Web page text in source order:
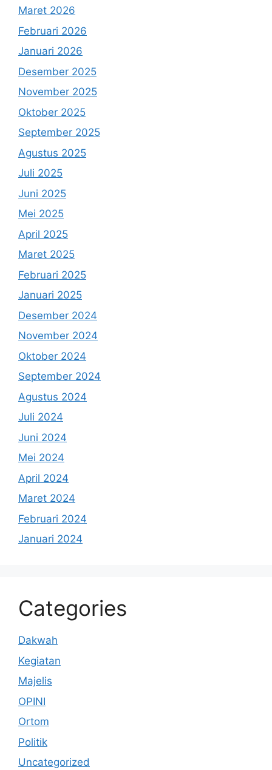
Maret 2026
Februari 2026
Januari 2026
Desember 2025
November 2025
Oktober 2025
September 2025
Agustus 2025
Juli 2025
Juni 2025
Mei 2025
April 2025
Maret 2025
Februari 2025
Januari 2025
Desember 2024
November 2024
Oktober 2024
September 2024
Agustus 2024
Juli 2024
Juni 2024
Mei 2024
April 2024
Maret 2024
Februari 2024
Januari 2024
Categories
Dakwah
Kegiatan
Majelis
OPINI
Ortom
Politik
Uncategorized